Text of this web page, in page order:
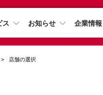
ス お知らせ 企業情報
店舗の選択